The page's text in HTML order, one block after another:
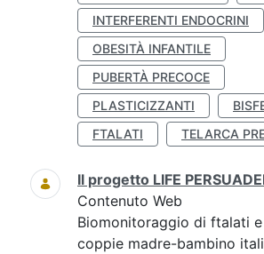
INTERFERENTI ENDOCRINI
OBESITÀ INFANTILE
PUBERTÀ PRECOCE
PLASTICIZZANTI
FTALATI
TELARCA
Il progetto LIFE
Contenuto Web
Biomonitoraggio di ftalati
coppie madre-bambino